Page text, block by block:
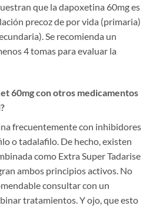
que la dapoxetina 60mg es
precoz de por vida (primaria)
Se recomienda un
4 tomas para evaluar la
60mg con otros medicamentos
frecuentemente con inhibidores
o tadalafilo. De hecho, existen
como Extra Super Tadarise
ambos principios activos. No
consultar con un
tratamientos. Y ojo, que esto